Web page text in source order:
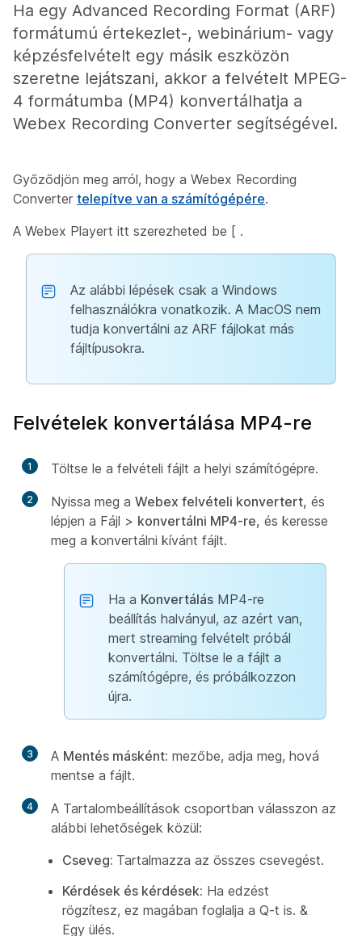
Ha egy Advanced Recording Format (ARF)
formátumú értekezlet-, webinárium- vagy
képzésfelvételt egy másik eszközön
szeretne lejátszani, akkor a felvételt MPEG-
4 formátumba (MP4) konvertálhatja a
Webex Recording Converter segítségével.
Győződjön meg arról, hogy a Webex Recording
Converter telepítve van a számítógépére.
A Webex Playert itt szerezheted be [ .
Az alábbi lépések csak a Windows
felhasználókra vonatkozik. A MacOS nem
tudja konvertálni az ARF fájlokat más
fájltípusokra.
Felvételek konvertálása MP4-re
1 Töltse le a felvételi fájlt a helyi számítógépre.
2 Nyissa meg a Webex felvételi konvertert, és
lépjen a Fájl > konvertálni MP4-re, és keresse
meg a konvertálni kívánt fájlt.
Ha a Konvertálás MP4-re
beállítás halványul, az azért van,
mert streaming felvételt próbál
konvertálni. Töltse le a fájlt a
számítógépre, és próbálkozzon
újra.
3 A Mentés másként: mezőbe, adja meg, hová
mentse a fájlt.
4 A Tartalombeállítások csoportban válasszon az
alábbi lehetőségek közül:
Cseveg: Tartalmazza az összes csevegést.
Kérdések és kérdések: Ha edzést
rögzítesz, ez magában foglalja a Q-t is. &
Egy ülés.